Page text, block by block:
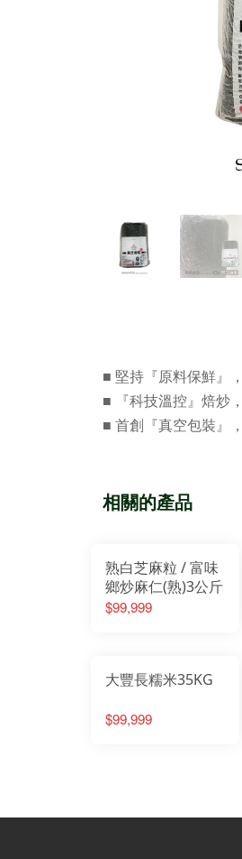
■ 堅持『原料保鮮』
■ 『科技溫控』焙炒
■ 首創『真空包裝』
相關的產品
熟白芝麻粒 / 富味
鄉炒麻仁(熟)3公斤
$99,999
大豐長糯米35KG
$99,999